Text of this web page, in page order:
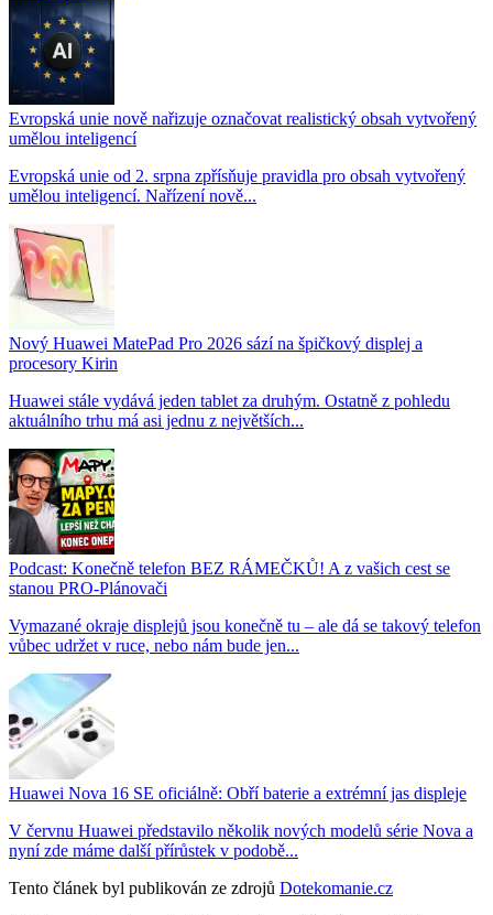
Evropská unie nově nařizuje označovat realistický obsah vytvořený
umělou inteligencí
Evropská unie od 2. srpna zpřísňuje pravidla pro obsah vytvořený
umělou inteligencí. Nařízení nově...
Nový Huawei MatePad Pro 2026 sází na špičkový displej a
procesory Kirin
Huawei stále vydává jeden tablet za druhým. Ostatně z pohledu
aktuálního trhu má asi jednu z největších...
Podcast: Konečně telefon BEZ RÁMEČKŮ! A z vašich cest se
stanou PRO-Plánovači
Vymazané okraje displejů jsou konečně tu – ale dá se takový telefon
vůbec udržet v ruce, nebo nám bude jen...
Huawei Nova 16 SE oficiálně: Obří baterie a extrémní jas displeje
V červnu Huawei představilo několik nových modelů série Nova a
nyní zde máme další přírůstek v podobě...
Tento článek byl publikován ze zdrojů Dotekomanie.cz